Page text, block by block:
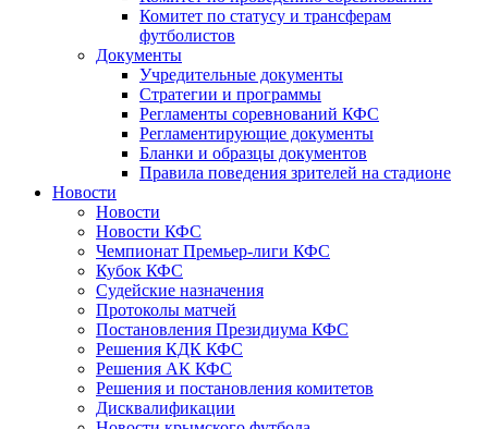
Комитет по статусу и трансферам
футболистов
Документы
Учредительные документы
Стратегии и программы
Регламенты соревнований КФС
Регламентирующие документы
Бланки и образцы документов
Правила поведения зрителей на стадионе
Новости
Новости
Новости КФС
Чемпионат Премьер-лиги КФС
Кубок КФС
Судейские назначения
Протоколы матчей
Постановления Президиума КФС
Решения КДК КФС
Решения АК КФС
Решения и постановления комитетов
Дисквалификации